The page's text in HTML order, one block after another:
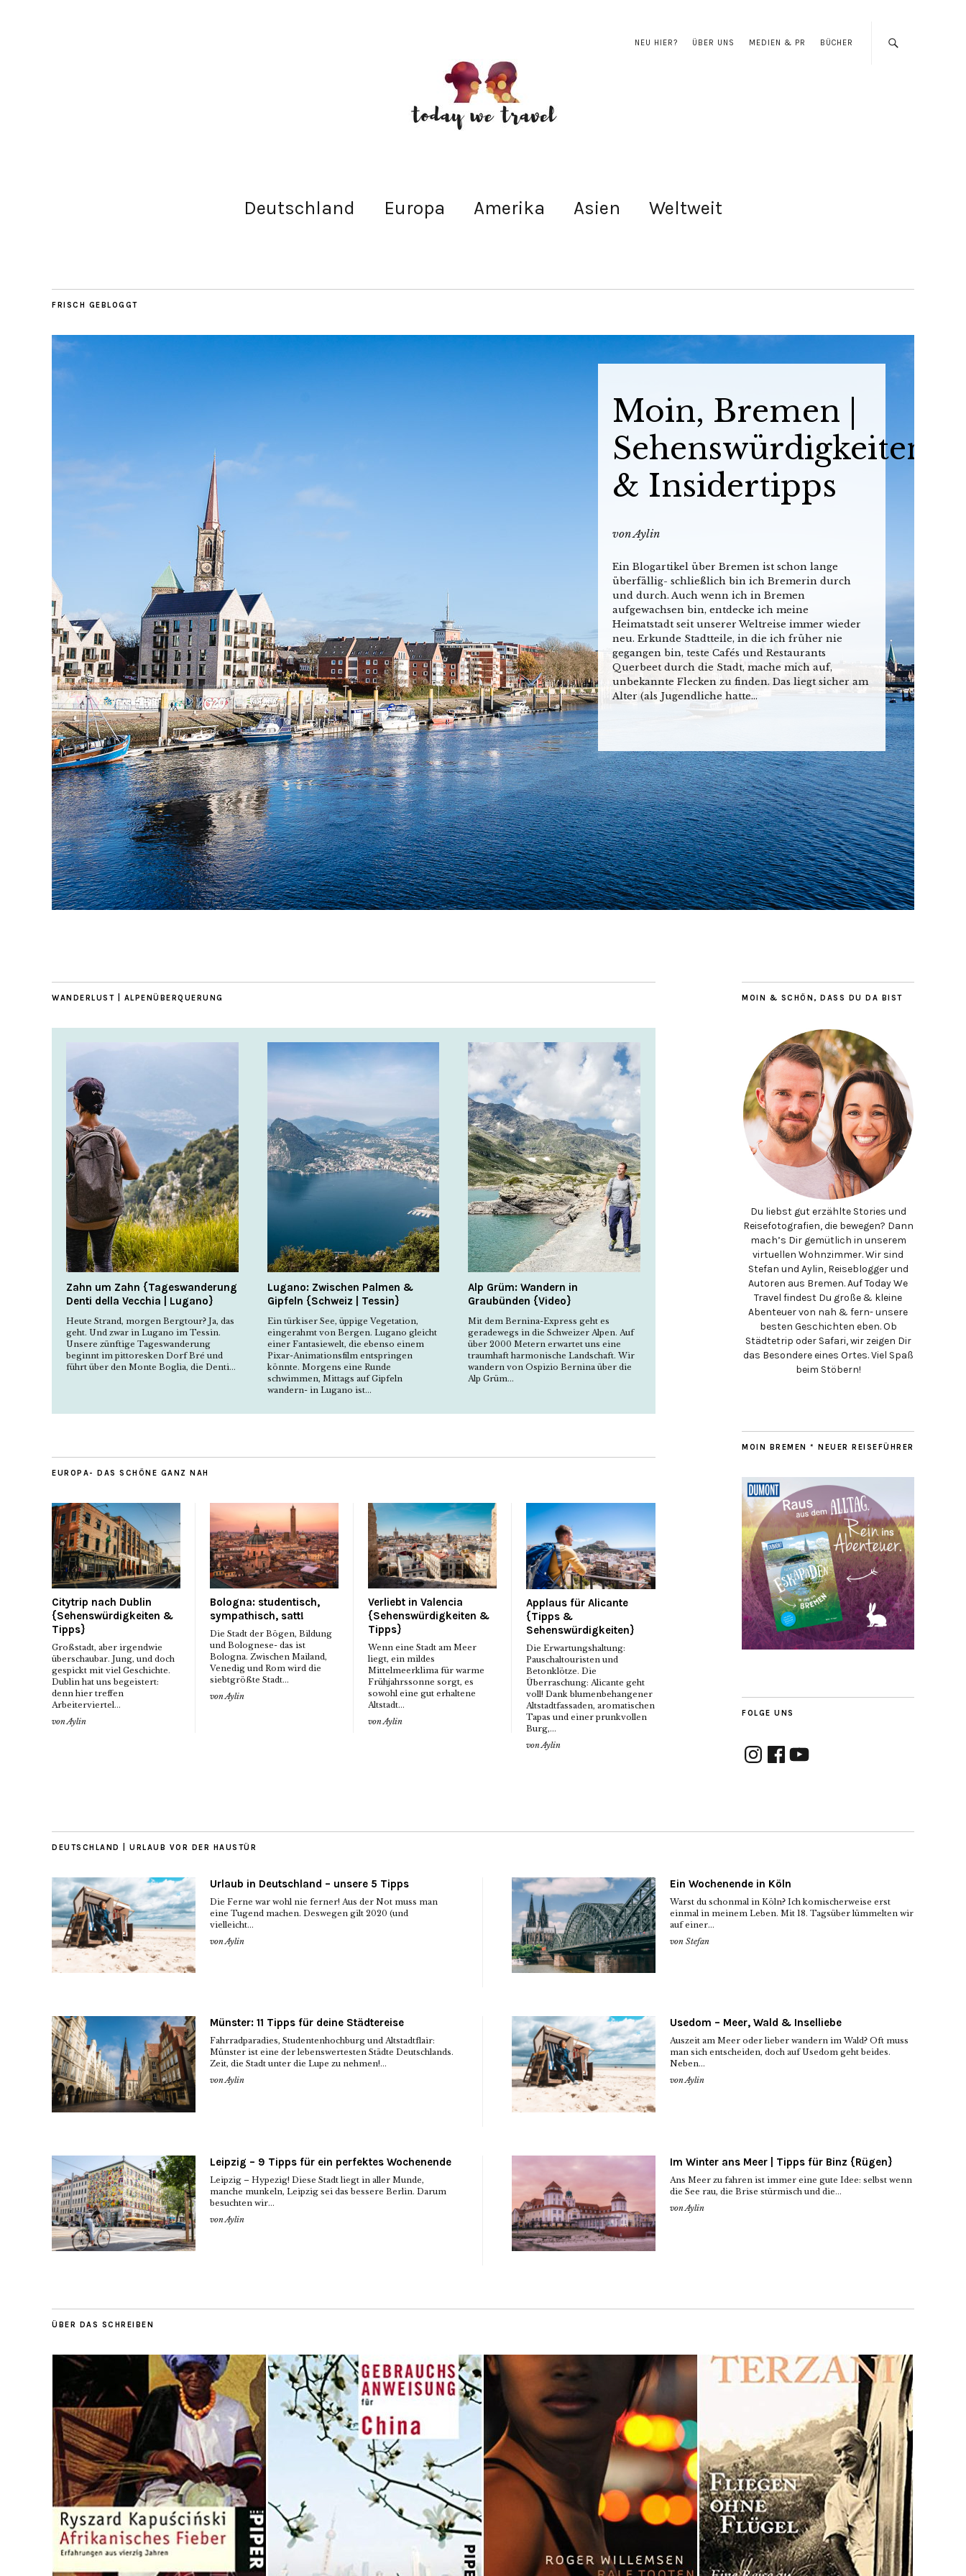
NEU HIER? ÜBER UNS MEDIEN & PR BÜCHER
Deutschland Europa Amerika Asien Weltweit
FRISCH GEBLOGGT
Moin, Bremen |
Sehenswürdigkeiten
& Insidertipps
vonAylin
Ein Blogartikel über Bremen ist schon lange
überfällig- schließlich bin ich Bremerin durch
und durch. Auch wenn ich in Bremen
aufgewachsen bin, entdecke ich meine
Heimatstadt seit unserer Weltreise immer wieder
neu. Erkunde Stadtteile, in die ich früher nie
gegangen bin, teste Cafés und Restaurants
Querbeet durch die Stadt, mache mich auf,
unbekannte Flecken zu finden. Das liegt sicher am
Alter (als Jugendliche hatte...
WANDERLUST | ALPENÜBERQUERUNG
Zahn um Zahn {Tageswanderung
Denti della Vecchia | Lugano}
Heute Strand, morgen Bergtour? Ja, das
geht. Und zwar in Lugano im Tessin.
Unsere zünftige Tageswanderung
beginnt im pittoresken Dorf Bré und
führt über den Monte Boglia, die Denti...
Lugano: Zwischen Palmen &
Gipfeln {Schweiz | Tessin}
Ein türkiser See, üppige Vegetation,
eingerahmt von Bergen. Lugano gleicht
einer Fantasiewelt, die ebenso einem
Pixar-Animationsfilm entspringen
könnte. Morgens eine Runde
schwimmen, Mittags auf Gipfeln
wandern- in Lugano ist...
Alp Grüm: Wandern in
Graubünden {Video}
Mit dem Bernina-Express geht es
geradewegs in die Schweizer Alpen. Auf
über 2000 Metern erwartet uns eine
traumhaft harmonische Landschaft. Wir
wandern von Ospizio Bernina über die
Alp Grüm...
EUROPA- DAS SCHÖNE GANZ NAH
Citytrip nach Dublin
{Sehenswürdigkeiten &
Tipps}
Großstadt, aber irgendwie
überschaubar. Jung, und doch
gespickt mit viel Geschichte.
Dublin hat uns begeistert:
denn hier treffen
Arbeiterviertel...
vonAylin
Bologna: studentisch,
sympathisch, satt!
Die Stadt der Bögen, Bildung
und Bolognese- das ist
Bologna. Zwischen Mailand,
Venedig und Rom wird die
siebtgrößte Stadt...
vonAylin
Verliebt in Valencia
{Sehenswürdigkeiten &
Tipps}
Wenn eine Stadt am Meer
liegt, ein mildes
Mittelmeerklima für warme
Frühjahrssonne sorgt, es
sowohl eine gut erhaltene
Altstadt...
vonAylin
Applaus für Alicante
{Tipps &
Sehenswürdigkeiten}
Die Erwartungshaltung:
Pauschaltouristen und
Betonklötze. Die
Überraschung: Alicante geht
voll! Dank blumenbehangener
Altstadtfassaden, aromatischen
Tapas und einer prunkvollen
Burg,...
vonAylin
MOIN & SCHÖN, DASS DU DA BIST
Du liebst gut erzählte Stories und
Reisefotografien, die bewegen? Dann
mach’s Dir gemütlich in unserem
virtuellen Wohnzimmer. Wir sind
Stefan und Aylin, Reiseblogger und
Autoren aus Bremen. Auf Today We
Travel findest Du große & kleine
Abenteuer von nah & fern- unsere
besten Geschichten eben. Ob
Städtetrip oder Safari, wir zeigen Dir
das Besondere eines Ortes. Viel Spaß
beim Stöbern!
MOIN BREMEN * NEUER REISEFÜHRER
FOLGE UNS
InstagramFacebook
YouTube
DEUTSCHLAND | URLAUB VOR DER HAUSTÜR
Urlaub in Deutschland – unsere 5 Tipps
Die Ferne war wohl nie ferner! Aus der Not muss man
eine Tugend machen. Deswegen gilt 2020 (und
vielleicht...
vonAylin
Ein Wochenende in Köln
Warst du schonmal in Köln? Ich komischerweise erst
einmal in meinem Leben. Mit 18. Tagsüber lümmelten wir
auf einer...
von Stefan
Münster: 11 Tipps für deine Städtereise
Fahrradparadies, Studentenhochburg und Altstadtflair:
Münster ist eine der lebenswertesten Städte Deutschlands.
Zeit, die Stadt unter die Lupe zu nehmen!...
vonAylin
Usedom – Meer, Wald & Inselliebe
Auszeit am Meer oder lieber wandern im Wald? Oft muss
man sich entscheiden, doch auf Usedom geht beides.
Neben...
vonAylin
Leipzig – 9 Tipps für ein perfektes Wochenende
Leipzig – Hypezig! Diese Stadt liegt in aller Munde,
manche munkeln, Leipzig sei das bessere Berlin. Darum
besuchten wir...
vonAylin
Im Winter ans Meer | Tipps für Binz {Rügen}
Ans Meer zu fahren ist immer eine gute Idee: selbst wenn
die See rau, die Brise stürmisch und die...
vonAylin
ÜBER DAS SCHREIBEN